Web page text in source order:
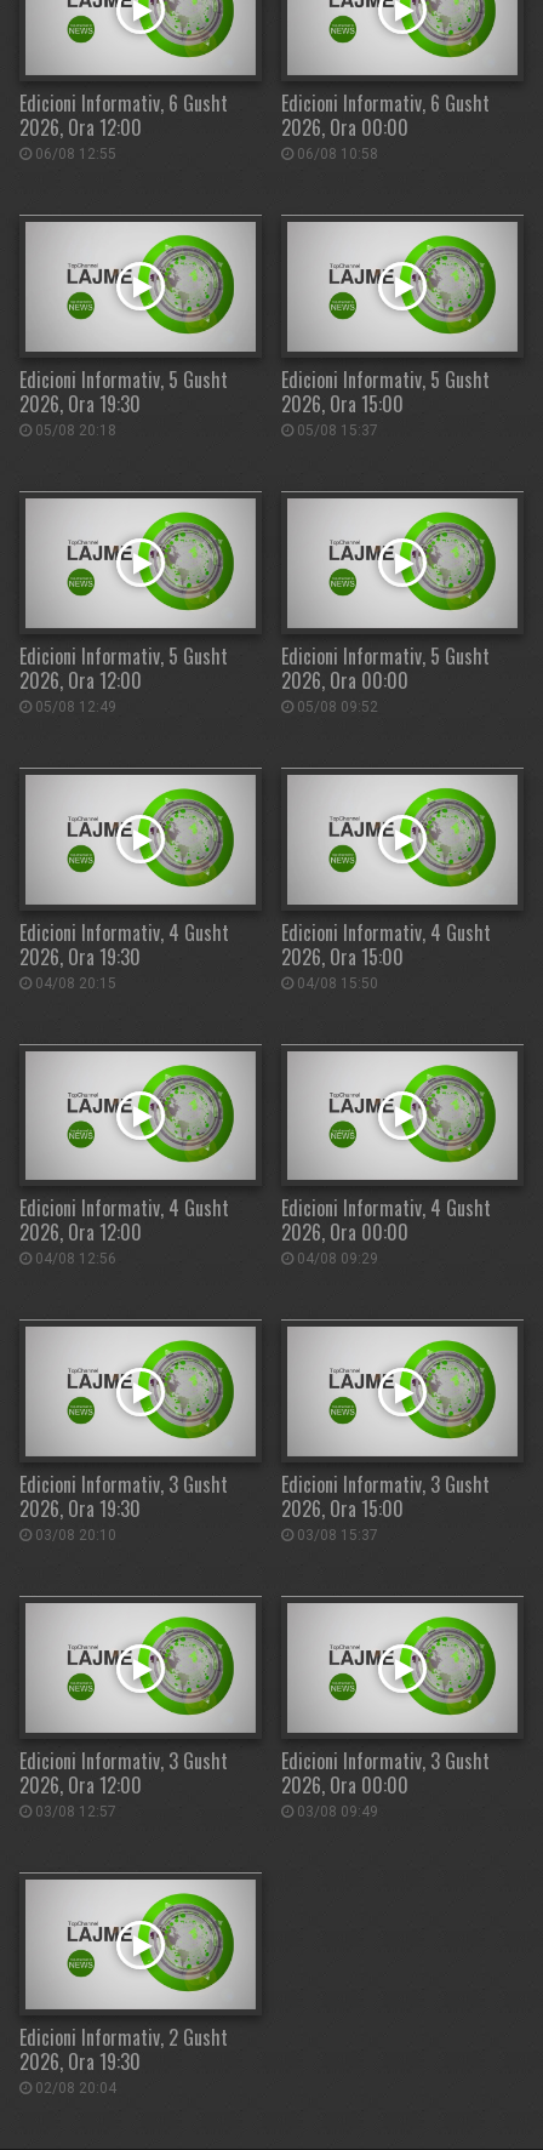
Edicioni Informativ, 6 Gusht
2026, Ora 12:00
06/08 12:55
Edicioni Informativ, 6 Gusht
2026, Ora 00:00
06/08 10:58
Edicioni Informativ, 5 Gusht
2026, Ora 19:30
05/08 20:18
Edicioni Informativ, 5 Gusht
2026, Ora 15:00
05/08 15:37
Edicioni Informativ, 5 Gusht
2026, Ora 12:00
05/08 12:49
Edicioni Informativ, 5 Gusht
2026, Ora 00:00
05/08 09:52
Edicioni Informativ, 4 Gusht
2026, Ora 19:30
04/08 20:15
Edicioni Informativ, 4 Gusht
2026, Ora 15:00
04/08 15:50
Edicioni Informativ, 4 Gusht
2026, Ora 12:00
04/08 12:56
Edicioni Informativ, 4 Gusht
2026, Ora 00:00
04/08 09:29
Edicioni Informativ, 3 Gusht
2026, Ora 19:30
03/08 20:10
Edicioni Informativ, 3 Gusht
2026, Ora 15:00
03/08 15:37
Edicioni Informativ, 3 Gusht
2026, Ora 12:00
03/08 12:57
Edicioni Informativ, 3 Gusht
2026, Ora 00:00
03/08 09:49
Edicioni Informativ, 2 Gusht
2026, Ora 19:30
02/08 20:04